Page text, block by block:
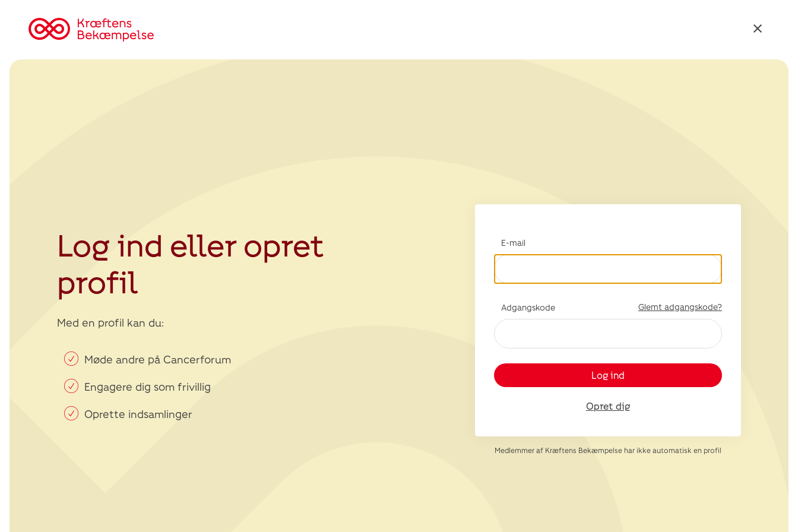
Tilbage
Kræftens
Log ind eller opret
profil
Med en profil kan du:
Møde andre på Cancerforum
Engagere dig som frivillig
Oprette indsamlinger
E-mail
Adgangskode Glemt adgangskode?
Log ind
Opret dig
Medlemmer af Kræftens Bekæmpelse har ikke automatisk en profil